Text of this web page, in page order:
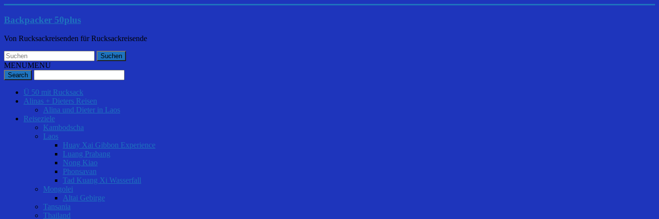
Backpacker 50plus
Von Rucksackreisenden für Rucksackreisende
MENUMENU
Ü 50 mit Rucksack
Alinas + Dieters Reisen
Alina und Dieter in Laos
Reiseziele
Kambodscha
Laos
Huay Xai Gibbon Experience
Luang Prabang
Nong Kiao
Phonsavan
Tad Kuang Xi Wasserfall
Mongolei
Altai Gebirge
Tansania
Thailand